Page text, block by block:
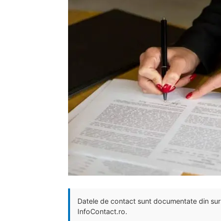
Datele de contact sunt documentate din
InfoContact.ro.